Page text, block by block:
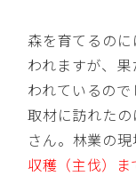
森を育てるのに
われますが、
われているの
取材に訪れた
さん。林業の現
収穫（主伐）ま